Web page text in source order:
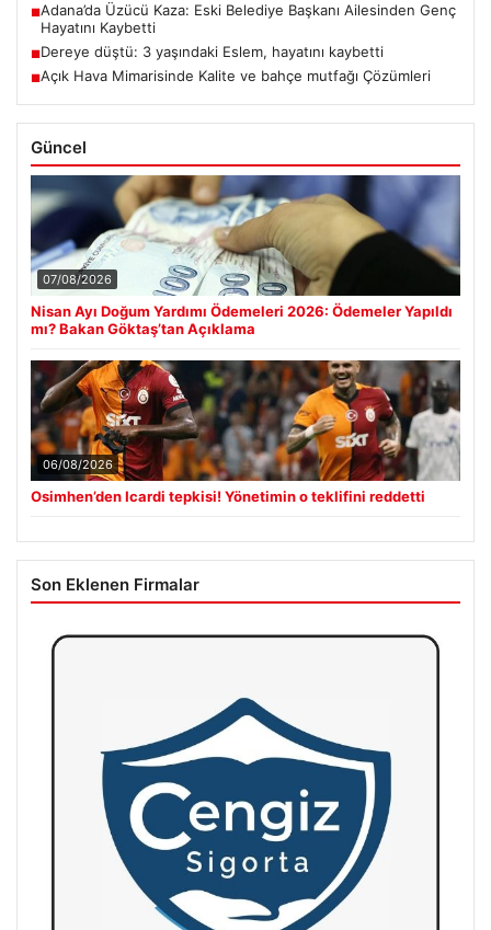
■Adana’da Üzücü Kaza: Eski Belediye Başkanı Ailesinden Genç
Hayatını Kaybetti
■Dereye düştü: 3 yaşındaki Eslem, hayatını kaybetti
■Açık Hava Mimarisinde Kalite ve bahçe mutfağı Çözümleri
Güncel
07/08/2026
Nisan Ayı Doğum Yardımı Ödemeleri 2026: Ödemeler Yapıldı
mı? Bakan Göktaş’tan Açıklama
06/08/2026
Osimhen’den Icardi tepkisi! Yönetimin o teklifini reddetti
Son Eklenen Firmalar